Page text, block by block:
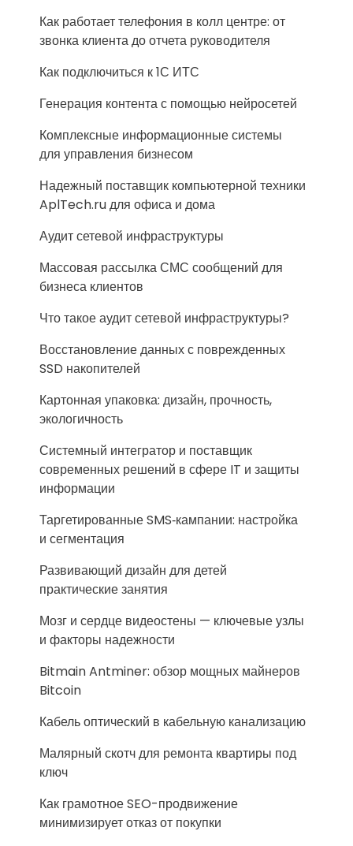
Как работает телефония в колл центре: от
звонка клиента до отчета руководителя
Как подключиться к 1С ИТС
Генерация контента с помощью нейросетей
Комплексные информационные системы
для управления бизнесом
Надежный поставщик компьютерной техники
AplTech.ru для офиса и дома
Аудит сетевой инфраструктуры
Массовая рассылка СМС сообщений для
бизнеса клиентов
Что такое аудит сетевой инфраструктуры?
Восстановление данных с поврежденных
SSD накопителей
Картонная упаковка: дизайн, прочность,
экологичность
Системный интегратор и поставщик
современных решений в сфере IT и защиты
информации
Таргетированные SMS‑кампании: настройка
и сегментация
Развивающий дизайн для детей
практические занятия
Мозг и сердце видеостены — ключевые узлы
и факторы надежности
Bitmain Antminer: обзор мощных майнеров
Bitcoin
Кабель оптический в кабельную канализацию
Малярный скотч для ремонта квартиры под
ключ
Как грамотное SEO-продвижение
минимизирует отказ от покупки